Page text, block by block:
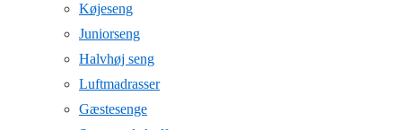
Køjeseng
Juniorseng
Halvhøj seng
Luftmadrasser
Gæstesenge